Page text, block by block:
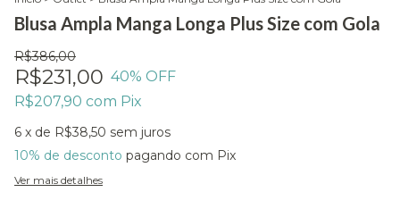
Blusa Ampla Manga Longa Plus Size com Gola
R$386,00
R$231,00 40% OFF
R$207,90 com Pix
6 x de R$38,50 sem juros
10% de desconto pagando com Pix
Ver mais detalhes